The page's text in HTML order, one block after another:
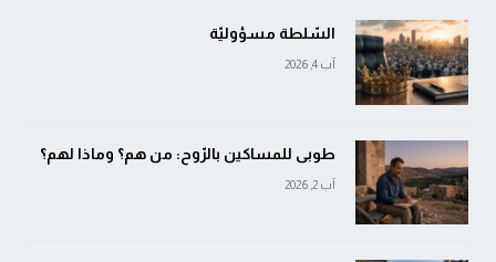
السّلطة مسؤوليّة
آب 4, 2026
طوبى للمساكين بالرّوح: من هم؟ وماذا لهم؟
آب 2, 2026